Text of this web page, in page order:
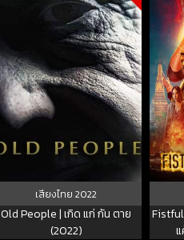
เสียงไทย2022
Old People | เกิด แก่ กัน ตาย
(2022)